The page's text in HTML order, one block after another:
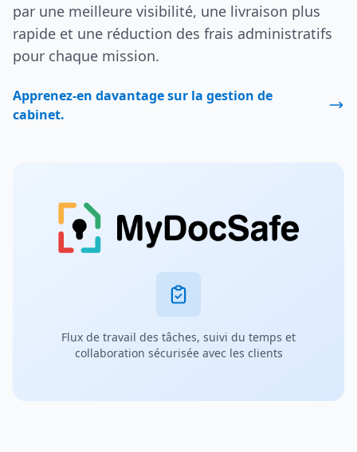
par une meilleure visibilité, une livraison plus
rapide et une réduction des frais administratifs
pour chaque mission.
Apprenez-en davantage sur la gestion de
cabinet.
Flux de travail des tâches, suivi du temps et
collaboration sécurisée avec les clients